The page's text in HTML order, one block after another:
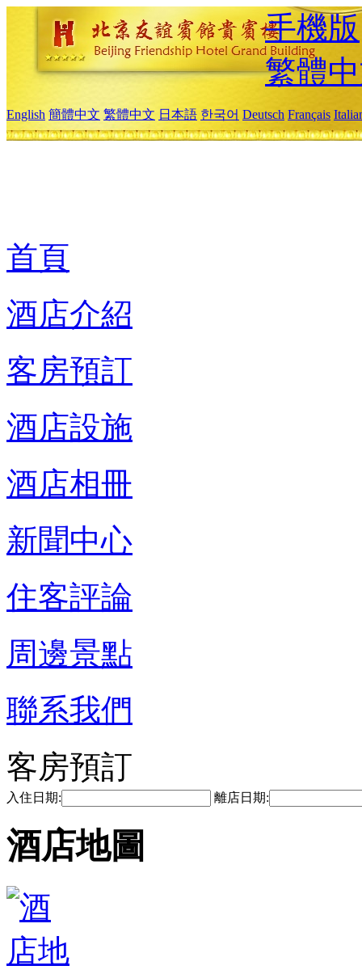
手機版
繁體
English 簡體中文 繁體中文 日本語 한국어 Deutsch Français
首頁
酒店介紹
客房預訂
酒店設施
酒店相冊
新聞中心
住客評論
周邊景點
聯系我們
客房預訂
入住日期: 離店日期:
酒店地圖